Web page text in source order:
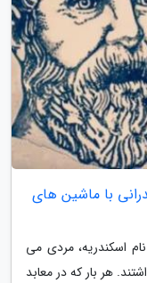
با ماشین های
اسکندریه، مردی می
هر بار که در معابد